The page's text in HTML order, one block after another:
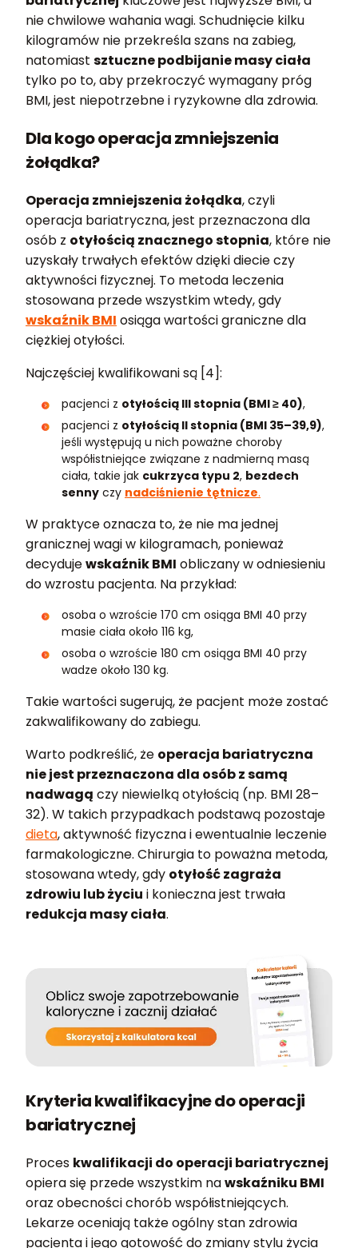
nie chwilowe wahania wagi. Schudnięcie kilku
kilogramów nie przekreśla szans na zabieg,
natomiast sztuczne podbijanie masy ciała
tylko po to, aby przekroczyć wymagany próg
BMI, jest niepotrzebne i ryzykowne dla zdrowia.
Dla kogo operacja zmniejszenia
żołądka?
Operacja zmniejszenia żołądka, czyli
operacja bariatryczna, jest przeznaczona dla
osób z otyłością znacznego stopnia, które nie
uzyskały trwałych efektów dzięki diecie czy
aktywności fizycznej. To metoda leczenia
stosowana przede wszystkim wtedy, gdy
wskaźnik BMI osiąga wartości graniczne dla
ciężkiej otyłości.
Najczęściej kwalifikowani są [4]:
pacjenci z otyłością III stopnia (BMI ≥ 40),
pacjenci z otyłością II stopnia (BMI 35–39,9),
jeśli występują u nich poważne choroby
współistniejące związane z nadmierną masą
ciała, takie jak cukrzyca typu 2, bezdech
senny czy nadciśnienie tętnicze.
W praktyce oznacza to, że nie ma jednej
granicznej wagi w kilogramach, ponieważ
decydujewskaźnik BMI obliczany w odniesieniu
do wzrostu pacjenta. Na przykład:
osoba o wzroście 170 cm osiąga BMI 40 przy
masie ciała około 116 kg,
osoba o wzroście 180 cm osiąga BMI 40 przy
wadze około 130 kg.
Takie wartości sugerują, że pacjent może zostać
zakwalifikowany do zabiegu.
Warto podkreślić, że operacja bariatryczna
nie jest przeznaczona dla osób z samą
nadwagą czy niewielką otyłością (np. BMI 28–
32). W takich przypadkach podstawą pozostaje
dieta, aktywność fizyczna i ewentualnie leczenie
farmakologiczne. Chirurgia to poważna metoda,
stosowana wtedy, gdy otyłość zagraża
zdrowiu lub życiu i konieczna jest trwała
redukcja masy ciała.
Kryteria kwalifikacyjne do operacji
bariatrycznej
Proces kwalifikacji do operacji bariatrycznej
opiera się przede wszystkim nawskaźniku BMI
oraz obecności chorób współistniejących.
Lekarze oceniają także ogólny stan zdrowia
pacjenta i jego gotowość do zmiany stylu życia